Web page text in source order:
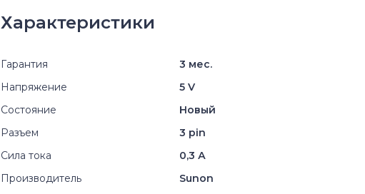
Характеристики
Гарантия
3 мес.
Напряжение
5 V
Состояние
Новый
Разъем
3 pin
Сила тока
0,3 А
Производитель
Sunon